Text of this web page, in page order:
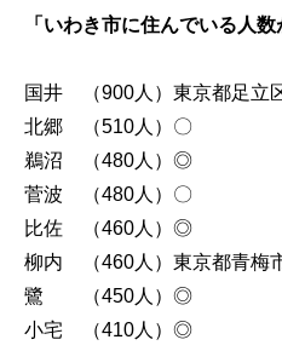
「いわき市に住んでいる人数
国井 （900人）東京都足立
北郷 （510人）〇
鵜沼 （480人）◎
菅波 （480人）〇
比佐 （460人）◎
柳内 （460人）東京都青梅
鷺 （450人）◎
小宅 （410人）◎